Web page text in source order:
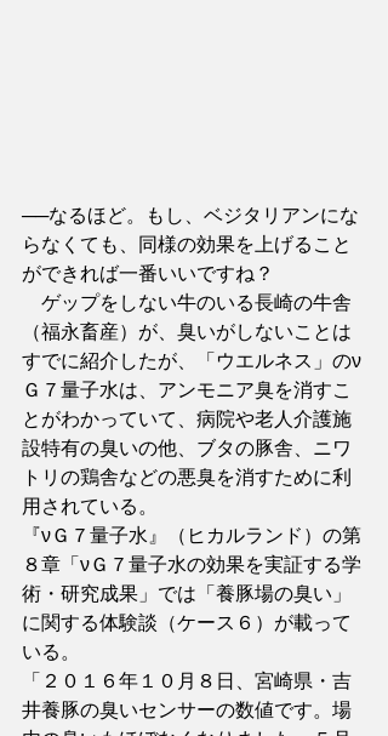
──なるほど。もし、ベジタリアンにな
らなくても、同様の効果を上げること
ができれば一番いいですね？
ゲップをしない牛のいる長崎の牛舎
（福永畜産）が、臭いがしないことは
すでに紹介したが、「ウエルネス」のν
Ｇ７量子水は、アンモニア臭を消すこ
とがわかっていて、病院や老人介護施
設特有の臭いの他、ブタの豚舎、ニワ
トリの鶏舎などの悪臭を消すために利
用されている。
『νＧ７量子水』（ヒカルランド）の第
８章「νＧ７量子水の効果を実証する学
術・研究成果」では「養豚場の臭い」
に関する体験談（ケース６）が載って
いる。
「２０１６年１０月８日、宮崎県・吉
井養豚の臭いセンサーの数値です。場